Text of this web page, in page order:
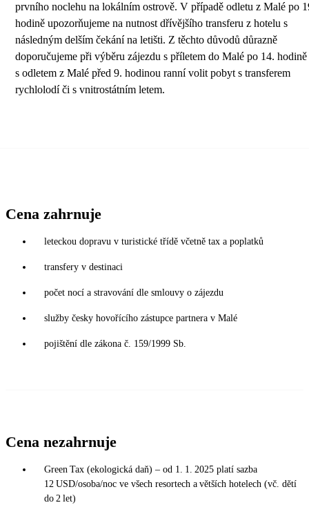
prvního noclehu na lokálním ostrově. V případě odletu z Malé po
hodině upozorňujeme na nutnost dřívějšího transferu z hotelu s
následným delším čekání na letišti. Z těchto důvodů důrazně
doporučujeme při výběru zájezdu s příletem do Malé po 14.
s odletem z Malé před 9. hodinou ranní volit pobyt s transferem
rychlolodí či s vnitrostátním letem.
Cena zahrnuje
leteckou dopravu v turistické třídě včetně tax a poplatků
transfery v destinaci
počet nocí a stravování dle smlouvy o zájezdu
služby česky hovořícího zástupce partnera v Malé
pojištění dle zákona č. 159/1999 Sb.
Cena nezahrnuje
Green Tax (ekologická daň) – od 1. 1. 2025 platí sazba
12 USD/osoba/noc ve všech resortech a větších hotelech (vč. dětí
do 2 let)